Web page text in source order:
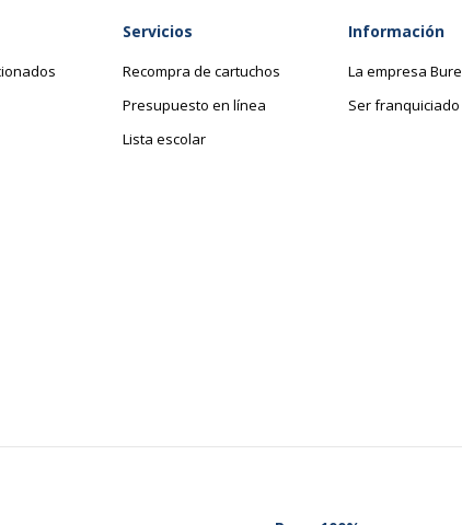
Servicios
Recompra de cartuchos
Presupuesto en línea
Lista escolar
Información
La empresa
Ser franquiciado